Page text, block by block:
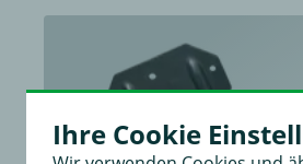
Ihre Cookie